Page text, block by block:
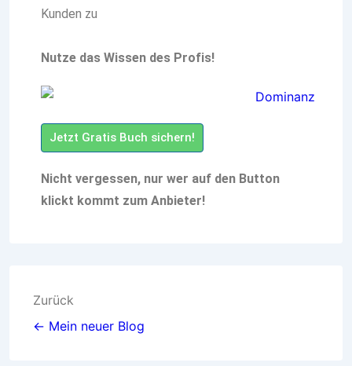
Kunden zu
Nutze das Wissen des Profis!
Jetzt Gratis Buch sichern!
Nicht vergessen, nur wer auf den Button
klickt kommt zum Anbieter!
Zurück
← Mein neuer Blog